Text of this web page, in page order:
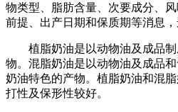
物类型、脂肪含量、次要成分、
前提、出产日期和保质期等消息
植脂奶油是以动物油及成品制
物。混脂奶油是以动物油及成品
奶油特色的产物。植脂奶油和混
打性及保形性较好。